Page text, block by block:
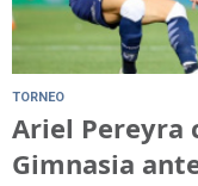
TORNEO
Ariel Pereyra
Gimnasia